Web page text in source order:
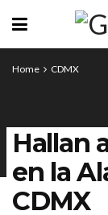
Home CDMX
Hallan
en la
CDMX